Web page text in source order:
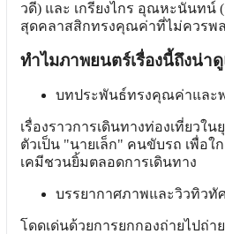
วดี) และ เกรียงไกร อุณหะนันท
สุดคลาสสิกทรงคุณค่าที่ไม่ควรพ
ทำไมภาพยนตร์เรื่องนี้ถึงน่า
บทประพันธ์ทรงคุณค่าและ
เรื่องราวการเดินทางท่องเที่ยว
ตัวเป็น "นายเล็ก" คนขับรถ เพื่อ
เคมีชวนยิ้มตลอดการเดินทาง
บรรยากาศภาพและวิวทิวทั
โดดเด่นด้วยการยกกองถ่ายไปถ่